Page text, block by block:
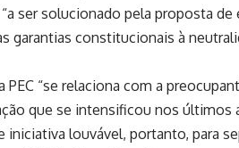
ser solucionado pela proposta de
garantias constitucionais à
“se relaciona com a
que se intensificou nos últimos
louvável, portanto, para